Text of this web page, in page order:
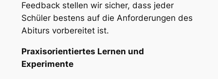
Feedback stellen wir sicher, dass jeder
Schüler bestens auf die Anforderungen des
Abiturs vorbereitet ist.
Praxisorientiertes Lernen und
Experimente